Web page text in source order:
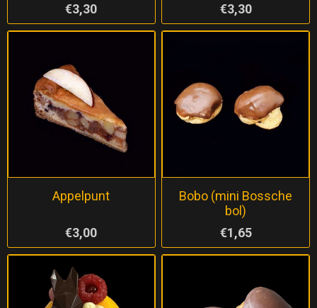
€3,30
€3,30
Appelpunt
€3,00
Bobo (mini Bossche
bol)
€1,65